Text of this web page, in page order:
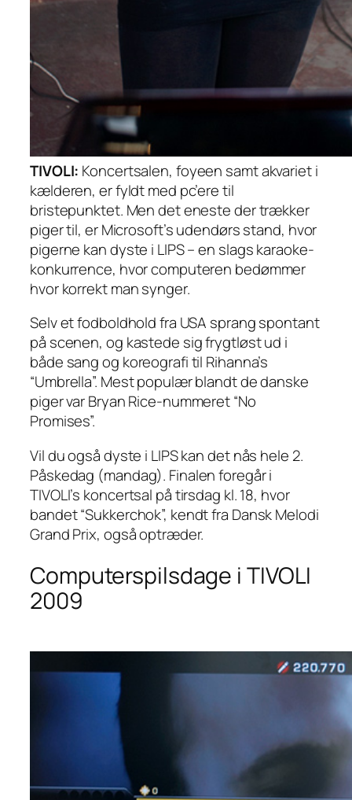
TIVOLI: Koncertsalen, foyeen samt akvariet i
kælderen, er fyldt med pc’ere til
bristepunktet. Men det eneste der trækker
piger til, er Microsoft’s udendørs stand, hvor
pigerne kan dyste i LIPS – en slags karaoke-
konkurrence, hvor computeren bedømmer
hvor korrekt man synger.
Selv et fodboldhold fra USA sprang spontant
på scenen, og kastede sig frygtløst ud i
både sang og koreografi til Rihanna’s
“Umbrella”. Mest populær blandt de danske
piger var Bryan Rice-nummeret “No
Promises”.
Vil du også dyste i LIPS kan det nås hele 2.
Påskedag (mandag). Finalen foregår i
TIVOLI’s koncertsal på tirsdag kl. 18, hvor
bandet “Sukkerchok”, kendt fra Dansk Melodi
Grand Prix, også optræder.
Computerspilsdage i TIVOLI
2009